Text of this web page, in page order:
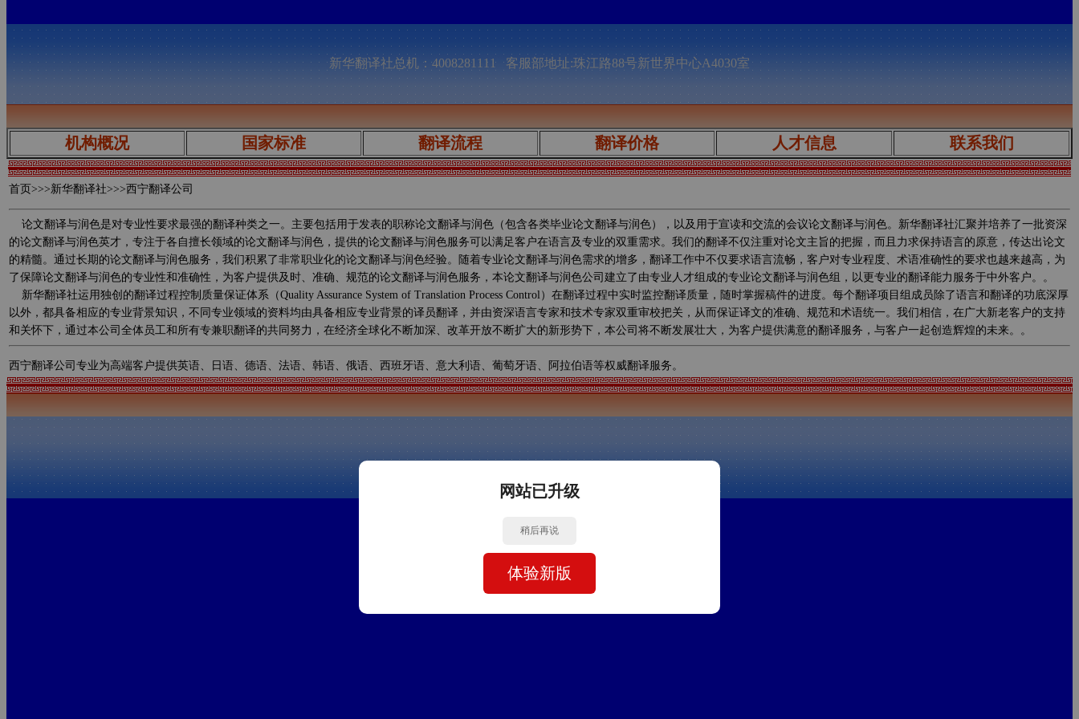
新华翻译社总机：4008281111 客服部地址:珠江路88号新世界中心A4030室
机构概况 国家标准 翻译流程 翻译价格 人才信息 联系我们
首页 >>>新华翻译社>>>西宁翻译公司
论文翻译与润色是对专业性要求最强的翻译种类之一。主要包括用于发表的职称论文翻译与润色（包含各类毕业论文翻译与润色），以及用于宣读和交流的会议论文翻译与润色。新华翻译社汇聚并培养了一批资深
的论文翻译与润色英才，专注于各自擅长领域的论文翻译与润色，提供的论文翻译与润色服务可以满足客户在语言及专业的双重需求。我们的翻译不仅注重对论文主旨的把握，而且力求保持语言的原意，传达出论文
的精髓。通过长期的论文翻译与润色服务，我们积累了非常职业化的论文翻译与润色经验。随着专业论文翻译与润色需求的增多，翻译工作中不仅要求语言流畅，客户对专业程度、术语准确性的要求也越来越高，为
了保障论文翻译与润色的专业性和准确性，为客户提供及时、准确、规范的论文翻译与润色服务，本论文翻译与润色公司建立了由专业人才组成的专业论文翻译与润色组，以更专业的翻译能力服务于中外客户。。
新华翻译社运用独创的翻译过程控制质量保证体系（Quality Assurance System of Translation Process Control）在翻译过程中实时监控翻译质量，随时掌握稿件的进度。每个翻译项目组成员除了语言和翻译的功底深厚
以外，都具备相应的专业背景知识，不同专业领域的资料均由具备相应专业背景的译员翻译，并由资深语言专家和技术专家双重审校把关，从而保证译文的准确、规范和术语统一。我们相信，在广大新老客户的支持
和关怀下，通过本公司全体员工和所有专兼职翻译的共同努力，在经济全球化不断加深、改革开放不断扩大的新形势下，本公司将不断发展壮大，为客户提供满意的翻译服务，与客户一起创造辉煌的未来。。
西宁翻译公司专业为高端客户提供英语、日语、德语、法语、韩语、俄语、西班牙语、意大利语、葡萄牙语、阿拉伯语等权威翻译服务。
网站已升级
稍后再说
体验新版